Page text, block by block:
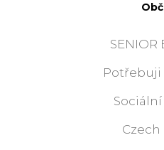
SENIOR
Potřebuji